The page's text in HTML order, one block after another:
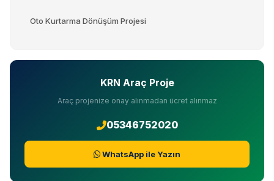
Oto Kurtarma Dönüşüm Projesi
KRN Araç Proje
Araç projenize onay alınmadan ücret alınmaz
05346752020
WhatsApp ile Yazın